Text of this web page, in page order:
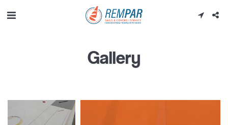
Gallery